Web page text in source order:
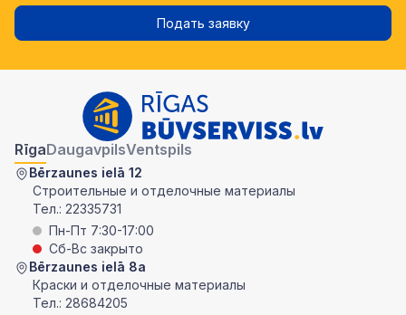
Подать заявку
RīgaDaugavpilsVentspils
Bērzaunes ielā 12
Строительные и отделочные материалы
Тел.: 22335731
Пн-Пт 7:30-17:00
Сб-Вс закрыто
Bērzaunes ielā 8a
Краски и отделочные материалы
Тел.: 28684205